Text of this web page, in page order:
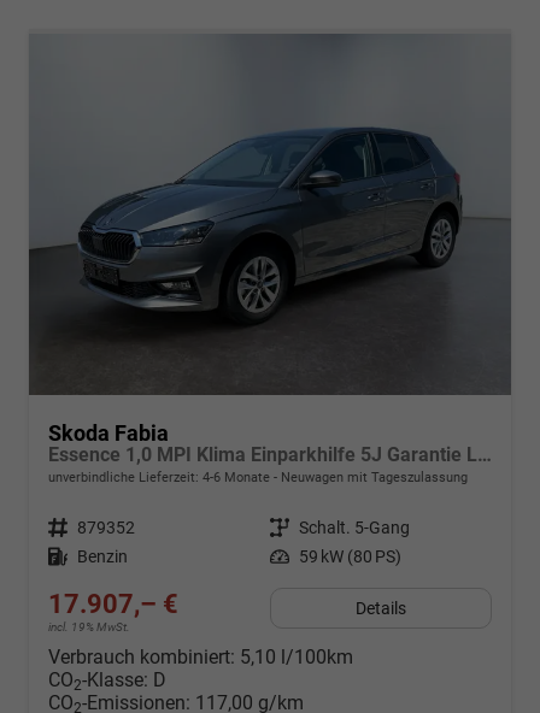
Skoda Fabia
Essence 1,0 MPI Klima Einparkhilfe 5J Garantie LED Scheinwerfer Bluetooth
unverbindliche Lieferzeit: 4-6 Monate Neuwagen mit Tageszulassung
Fahrzeugnr. 879352 Getriebe Schalt. 5-Gang
Kraftstoff Benzin Leistung 59 kW (80 PS)
17.907,– €
incl. 19% MwSt.
Details
Verbrauch kombiniert: 5,10 l/100km
CO2-Klasse: D
CO2-Emissionen: 117,00 g/km